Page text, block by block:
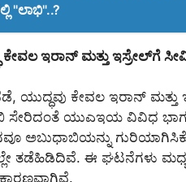
"ಲಾಭಿ"..?
ಇರಾನ್ ಮತ್ತು ಇಸ್ರೇಲ್‌ಗೆ
ಯುದ್ಧವು ಕೇವಲ ಇರಾನ್ ಮತ್ತು
ಸೇರಿದಂತೆ ಯುಎಇಯ ವಿವಿಧ
ಅಬುಧಾಬಿಯನ್ನು
ತಡೆಹಿಡಿದಿವೆ. ಈ ಘಟನೆಗಳು
ಕಾರಣವಾಗಿವೆ.